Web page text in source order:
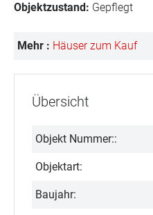
Objektzustand: Gepflegt
Mehr : Häuser zum Kauf
Übersicht
Objekt Nummer::
Objektart:
Baujahr: